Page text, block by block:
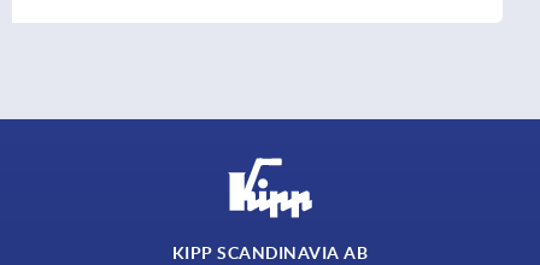
KIPP SCANDINAVIA AB